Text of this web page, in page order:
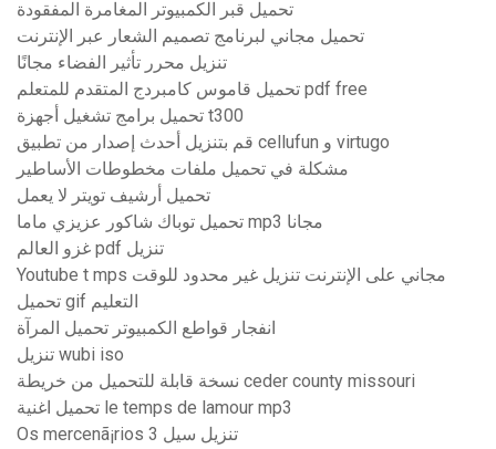
تحميل قبر الكمبيوتر المغامرة المفقودة
تحميل مجاني لبرنامج تصميم الشعار عبر الإنترنت
تنزيل محرر تأثير الفضاء مجانًا
تحميل قاموس كامبردج المتقدم للمتعلم pdf free
تحميل برامج تشغيل أجهزة t300
قم بتنزيل أحدث إصدار من تطبيق cellufun و virtugo
مشكلة في تحميل ملفات مخطوطات الأساطير
تحميل أرشيف تويتر لا يعمل
تحميل توباك شاكور عزيزي ماما mp3 مجانا
غزو ​​العالم pdf تنزيل
Youtube t mps مجاني على الإنترنت تنزيل غير محدود للوقت
تحميل gif التعليم
انفجار قواطع الكمبيوتر تحميل المرآة
تنزيل wubi iso
نسخة قابلة للتحميل من خريطة ceder county missouri
تحميل اغنية le temps de lamour mp3
Os mercenã¡rios 3 تنزيل سيل